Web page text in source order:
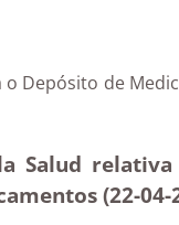
o Depósito de
Salud
(22-04-